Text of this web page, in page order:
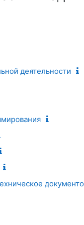
деятельности